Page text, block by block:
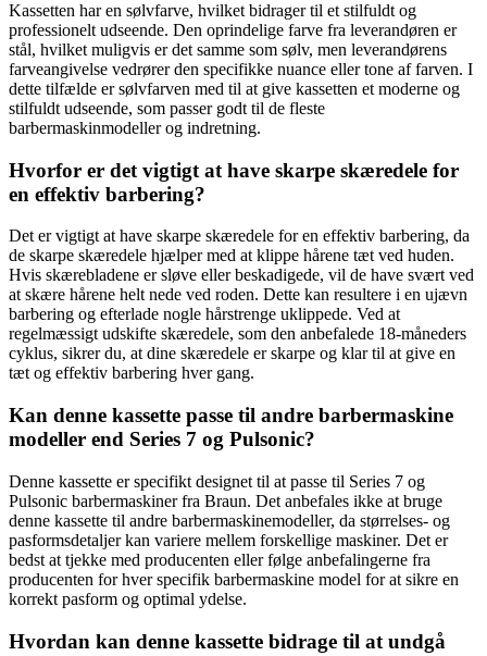
Kassetten har en sølvfarve, hvilket bidrager til et stilfuldt og
professionelt udseende. Den oprindelige farve fra leverandøren er
stål, hvilket muligvis er det samme som sølv, men leverandørens
farveangivelse vedrører den specifikke nuance eller tone af farven. I
dette tilfælde er sølvfarven med til at give kassetten et moderne og
stilfuldt udseende, som passer godt til de fleste
barbermaskinmodeller og indretning.
Hvorfor er det vigtigt at have skarpe skæredele for
en effektiv barbering?
Det er vigtigt at have skarpe skæredele for en effektiv barbering, da
de skarpe skæredele hjælper med at klippe hårene tæt ved huden.
Hvis skærebladene er sløve eller beskadigede, vil de have svært ved
at skære hårene helt nede ved roden. Dette kan resultere i en ujævn
barbering og efterlade nogle hårstrenge uklippede. Ved at
regelmæssigt udskifte skæredele, som den anbefalede 18-måneders
cyklus, sikrer du, at dine skæredele er skarpe og klar til at give en
tæt og effektiv barbering hver gang.
Kan denne kassette passe til andre barbermaskine
modeller end Series 7 og Pulsonic?
Denne kassette er specifikt designet til at passe til Series 7 og
Pulsonic barbermaskiner fra Braun. Det anbefales ikke at bruge
denne kassette til andre barbermaskinemodeller, da størrelses- og
pasformsdetaljer kan variere mellem forskellige maskiner. Det er
bedst at tjekke med producenten eller følge anbefalingerne fra
producenten for hver specifik barbermaskine model for at sikre en
korrekt pasform og optimal ydelse.
Hvordan kan denne kassette bidrage til at undgå